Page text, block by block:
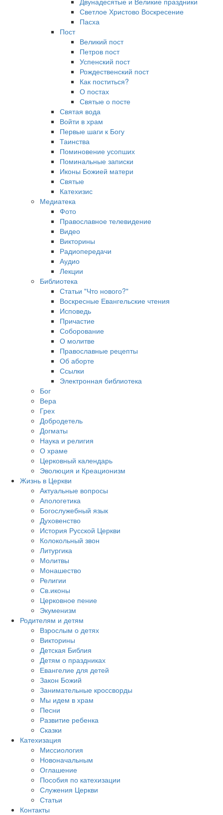
Светлое Христово Воскресение
Пасха
Пост
Великий пост
Петров пост
Успенский пост
Рождественский пост
Как поститься?
О постах
Святые о посте
Святая вода
Войти в храм
Первые шаги к Богу
Таинства
Поминовение усопших
Поминальные записки
Иконы Божией матери
Святые
Катехизис
Медиатека
Фото
Православное телевидение
Видео
Викторины
Радиопередачи
Аудио
Лекции
Библиотека
Статьи "Что нового?"
Воскресные Евангельские чтения
Исповедь
Причастие
Соборование
О молитве
Православные рецепты
Об аборте
Ссылки
Электронная библиотека
Бог
Вера
Грех
Добродетель
Догматы
Наука и религия
О храме
Церковный календарь
Эволюция и Креационизм
Жизнь в Церкви
Актуальные вопросы
Апологетика
Богослужебный язык
Духовенство
История Русской Церкви
Колокольный звон
Литургика
Молитвы
Монашество
Религии
Св.иконы
Церковное пение
Экуменизм
Родителям и детям
Взрослым о детях
Викторины
Детская Библия
Детям о праздниках
Евангелие для детей
Закон Божий
Занимательные кроссворды
Мы идем в храм
Песни
Развитие ребенка
Сказки
Катехизация
Миссиология
Новоначальным
Оглашение
Пособия по катехизации
Служения Церкви
Статьи
Контакты